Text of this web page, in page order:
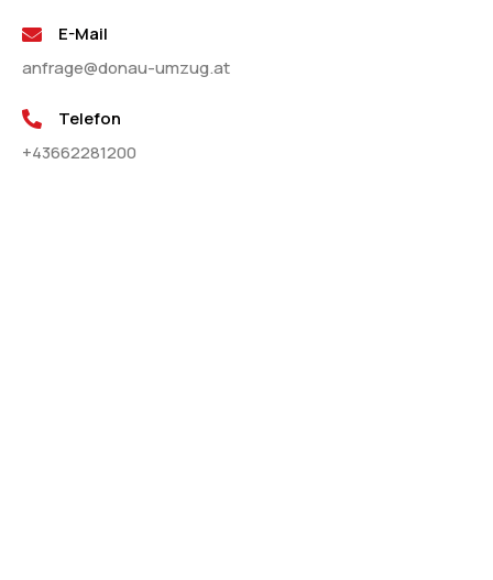
E-Mail
anfrage@donau-umzug.at
Telefon
+43662281200